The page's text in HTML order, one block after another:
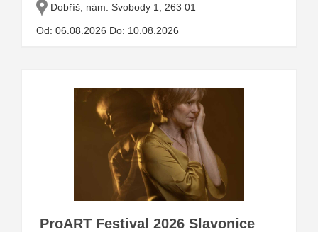
Dobříš, nám. Svobody 1, 263 01
Od: 06.08.2026 Do: 10.08.2026
ProART Festival 2026 Slavonice